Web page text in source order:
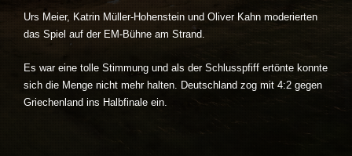
Urs Meier, Katrin Müller-Hohenstein und Oliver Kahn moderierten
das Spiel auf der EM-Bühne am Strand.
Es war eine tolle Stimmung und als der Schlusspfiff ertönte konnte
sich die Menge nicht mehr halten. Deutschland zog mit 4:2 gegen
Griechenland ins Halbfinale ein.